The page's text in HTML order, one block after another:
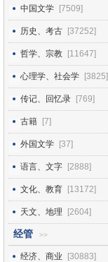
中国文学 [7509]
历史、考古 [37252]
哲学、宗教 [11647]
心理学、社会学 [3825]
传记、回忆录 [769]
古籍 [7]
外国文学 [37]
语言、文字 [2888]
文化、教育 [13172]
天文、地理 [2604]
经管 >>
经济、商业 [30883]